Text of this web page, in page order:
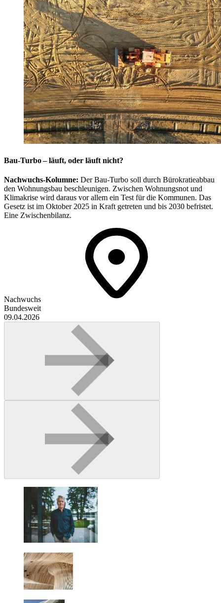
Bau-Turbo – läuft, oder läuft nicht?
Nachwuchs-Kolumne: Der Bau-Turbo soll durch Bürokratieabbau
den Wohnungsbau beschleunigen. Zwischen Wohnungsnot und
Klimakrise wird daraus vor allem ein Test für die Kommunen. Das
Gesetz ist im Oktober 2025 in Kraft getreten und bis 2030 befristet.
Eine Zwischenbilanz.
Nachwuchs
Bundesweit
09.04.2026